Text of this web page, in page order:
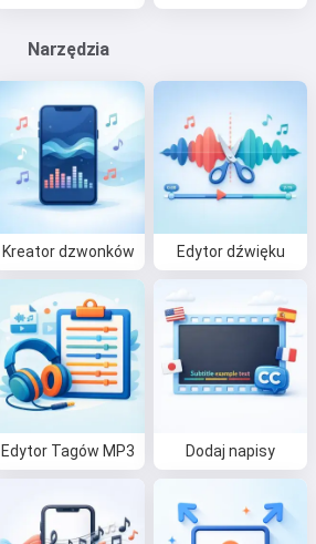
Narzędzia
Kreator dzwonków Edytor dźwięku
Edytor Tagów MP3 Dodaj napisy